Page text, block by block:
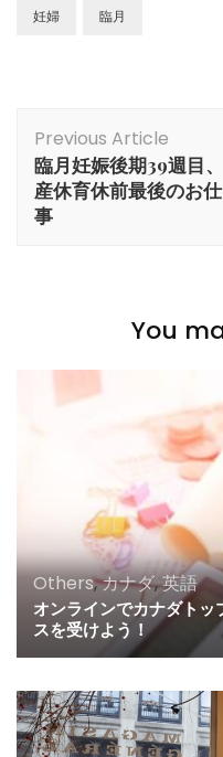
妊婦 臨月
Navigation
Previous Article
臨月妊娠後期39週目、
産休育休前最後のお仕
事
You
Others,カナダ,英語
オンラインでカナダト
スを受けよう！